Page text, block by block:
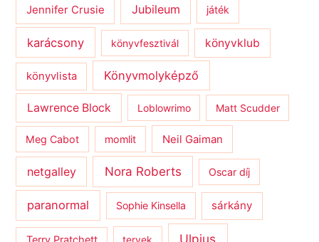
Jennifer Crusie Jubileum játék
karácsony könyvfesztivál könyvklub
könyvlista Könyvmolyképző
Lawrence Block Loblowrimo Matt Scudder
Meg Cabot momlit Neil Gaiman
netgalley Nora Roberts Oscar díj
paranormal Sophie Kinsella sárkány
Ulpius